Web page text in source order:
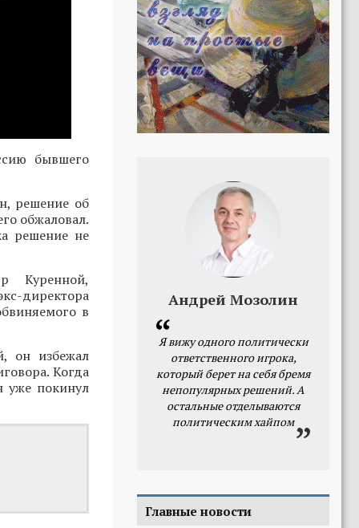
бывшего
решение об
обжаловал.
решение не
Куренной,
директора
в
он избежал
Когда
уже покинул
Андрей Мозолин
Я вижу одного политически
ответственного игрока,
который берет на себя бремя
непопулярных решений. А
остальные отделываются
политическим хайпом
Главные новости